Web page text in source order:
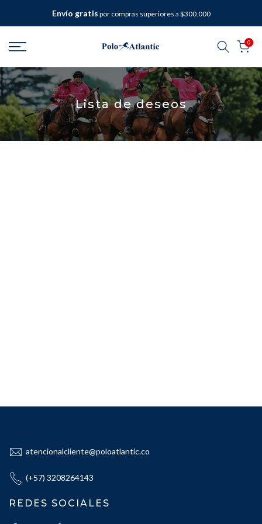
al
Envío gratis por compras superiores a $300.000
0
Lista de deseos
atencionalcliente@poloatlantic.co
(+57) 3208264143
REDES SOCIALES